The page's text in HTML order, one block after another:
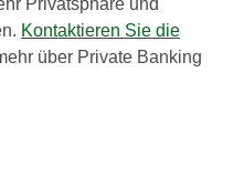
Kontaktieren Sie die
über Private Banking